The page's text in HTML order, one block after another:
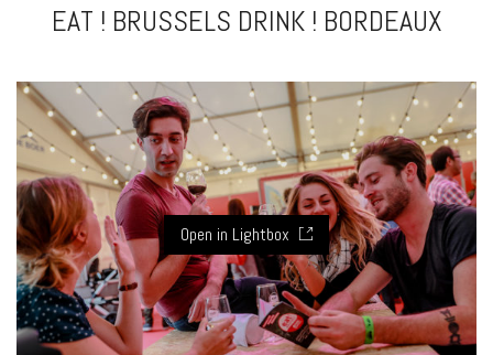
EAT ! BRUSSELS DRINK ! BORDEAUX
Open in Lightbox